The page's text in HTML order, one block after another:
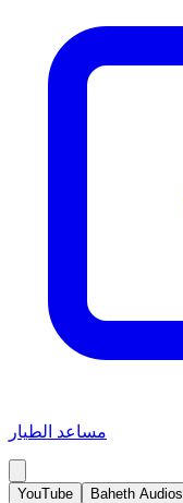
مساعد الطيار
YouTube Baheth Audios